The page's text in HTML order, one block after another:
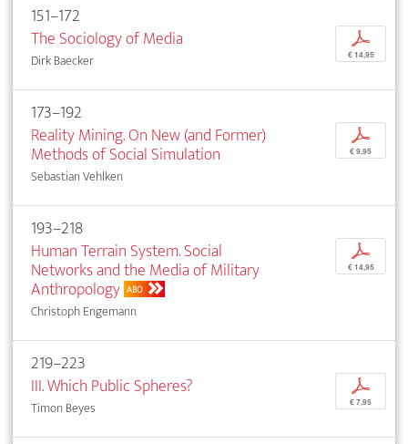
151–172
The Sociology of Media
Dirk Baecker
p
€ 14,95
173–192
Reality Mining. On New (and Former)
Methods of Social Simulation
Sebastian Vehlken
p
€ 9,95
193–218
Human Terrain System. Social
Networks and the Media of Military
Anthropology ABO
Christoph Engemann
p
€ 14,95
219–223
III. Which Public Spheres?
Timon Beyes
p
€ 7,95